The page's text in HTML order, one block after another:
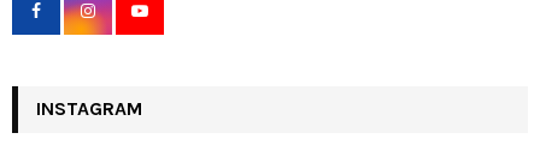
r
INSTAGRAM